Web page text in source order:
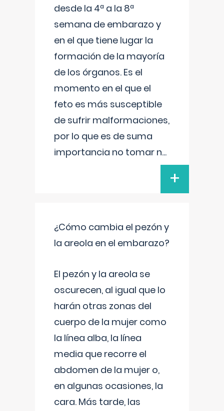
desde la 4ª a la 8ª
semana de embarazo y
en el que tiene lugar la
formación de la mayoría
de los órganos. Es el
momento en el que el
feto es más susceptible
de sufrir malformaciones,
por lo que es de suma
importancia no tomar n...
+
¿Cómo cambia el pezón y
la areola en el embarazo?
El pezón y la areola se
oscurecen, al igual que lo
harán otras zonas del
cuerpo de la mujer como
la línea alba, la línea
media que recorre el
abdomen de la mujer o,
en algunas ocasiones, la
cara. Más tarde, las